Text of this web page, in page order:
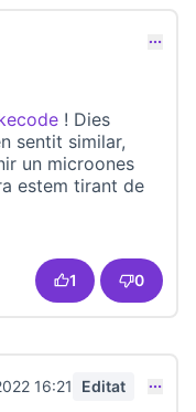
! Dies
sentit similar,
un microones
estem tirant de
1 0
16:21 Editat